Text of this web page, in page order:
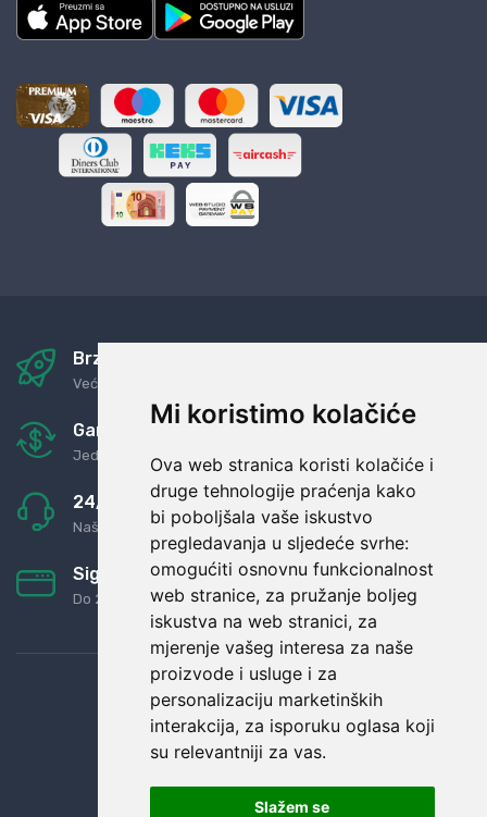
Mi koristimo kolačiće
Ova web stranica koristi kolačiće i
druge tehnologije praćenja kako
bi poboljšala vaše iskustvo
pregledavanja u sljedeće svrhe:
omogućiti osnovnu funkcionalnost
web stranice, za pružanje boljeg
iskustva na web stranici, za
mjerenje vašeg interesa za naše
proizvode i usluge i za
personalizaciju marketinških
interakcija, za isporuku oglasa koji
su relevantniji za vas.
Slažem se
Brza i sigurna dostava
Već za nekoliko dana kod vas
Garancija u povrat novaca
Jednostavno pravilo: Roba za novac
24/7 odlična podrška
Naši agenti uvijek na raspolaganju
Sigurno obročno plaćanje
Do 24 rata bez kamata